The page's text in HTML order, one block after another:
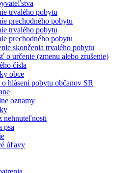
trvalého pobytu
prechodného pobytu
trvalého pobytu
prechodného pobytu
skončenia trvalého pobytu
o určenie (zmenu alebo zrušenie)
čísla
obce
hlásení pobytu občanov SR
oznamy
nehnuteľnosti
psa
úľavy